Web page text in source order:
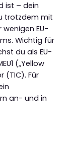
ist – dein
trotzdem mit
EU-
Wichtig für
du als EU-
(„Yellow
(TIC). Für
an- und in